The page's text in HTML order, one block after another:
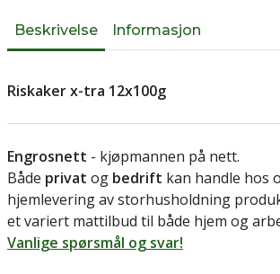
Beskrivelse Informasjon
Riskaker x-tra 12x100g
Engrosnett - kjøpmannen på nett.
Både privat og bedrift kan handle hos
hjemlevering av storhusholdning
et variert mattilbud til både hjem og
Vanlige spørsmål og svar!